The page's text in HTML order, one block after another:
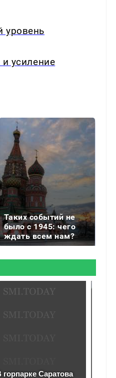
уровень
усиление
Таких событий не
было с 1945: чего
ждать всем нам?